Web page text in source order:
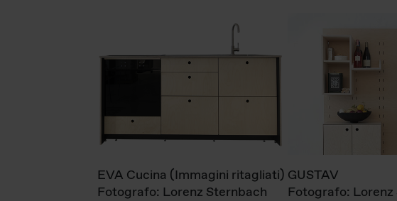
EVA Cucina (Immagini ritagliati)
Fotografo: Lorenz Sternbach
GUSTAV
Fotografo: